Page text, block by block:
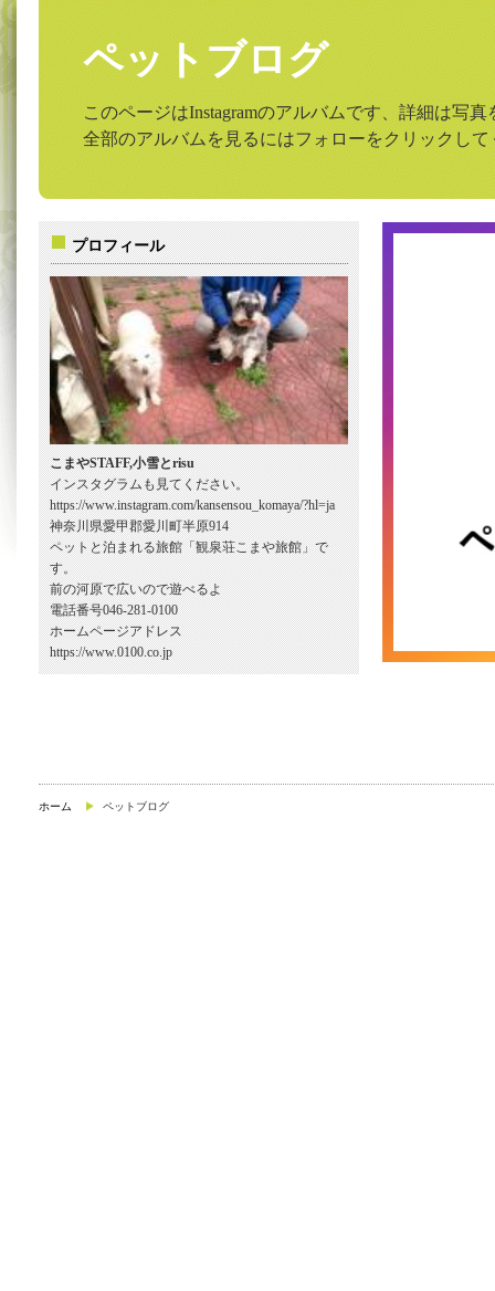
ペットブログ
このページはInstagramのアルバムです、詳細は写
全部のアルバムを見るにはフォローをクリックして
プロフィール
こまやSTAFF,小雪とrisu
インスタグラムも見てください。
https://www.instagram.com/kansensou_komaya/?hl=ja
神奈川県愛甲郡愛川町半原914
ペットと泊まれる旅館「観泉荘こまや旅館」で
す。
前の河原で広いので遊べるよ
電話番号046-281-0100
ホームページアドレス
https://www.0100.co.jp
ホーム ペットブログ